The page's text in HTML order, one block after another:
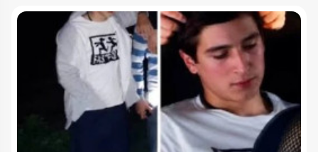
დევნა დაიწყო